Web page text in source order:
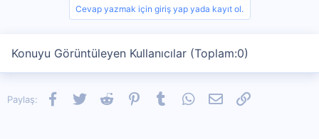
Cevap yazmak için giriş yap yada kayıt ol.
Konuyu Görüntüleyen Kullanıcılar (Toplam:0)
Paylaş: Facebook
TwitterReddit PinterestTumblrWhatsApp
E-postaLink